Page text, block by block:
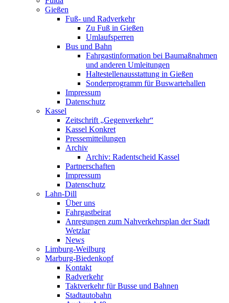
Gießen
Fuß- und Radverkehr
Zu Fuß in Gießen
Umlaufsperren
Bus und Bahn
Fahrgastinformation bei Baumaßnahmen
und anderen Umleitungen
Haltestellenausstattung in Gießen
Sonderprogramm für Buswartehallen
Impressum
Datenschutz
Kassel
Zeitschrift „Gegenverkehr“
Kassel Konkret
Pressemitteilungen
Archiv
Archiv: Radentscheid Kassel
Partnerschaften
Impressum
Datenschutz
Lahn-Dill
Über uns
Fahrgastbeirat
Anregungen zum Nahverkehrsplan der Stadt
Wetzlar
News
Limburg-Weilburg
Marburg-Biedenkopf
Kontakt
Radverkehr
Taktverkehr für Busse und Bahnen
Stadtautobahn